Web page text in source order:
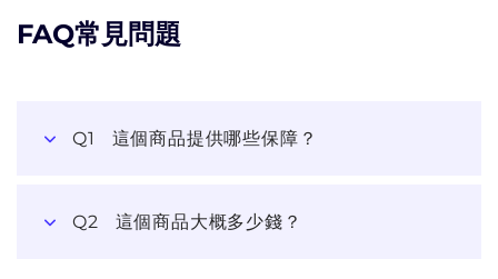
FAQ常見問題
Q1 這個商品提供哪些保障？
Q2 這個商品大概多少錢？